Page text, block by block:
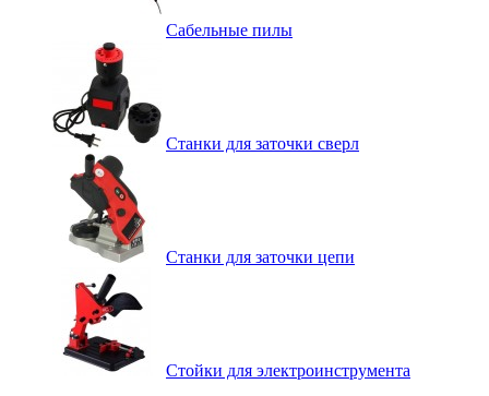
Сабельные пилы
Станки для заточки сверл
Станки для заточки цепи
Стойки для электроинструмента